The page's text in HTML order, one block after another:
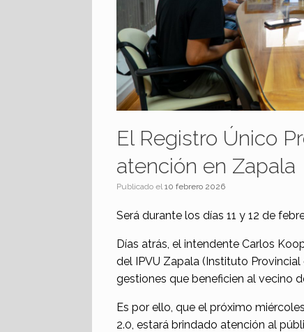
El Registro Único
atención en Zapala
Publicado el10 febrero 2026
Será durante los días 11 y 12 de
Días atrás, el intendente Carlos
del IPVU Zapala (Instituto
gestiones que beneficien al vecino
Es por ello, que el próximo
2.0, estará brindado atención al